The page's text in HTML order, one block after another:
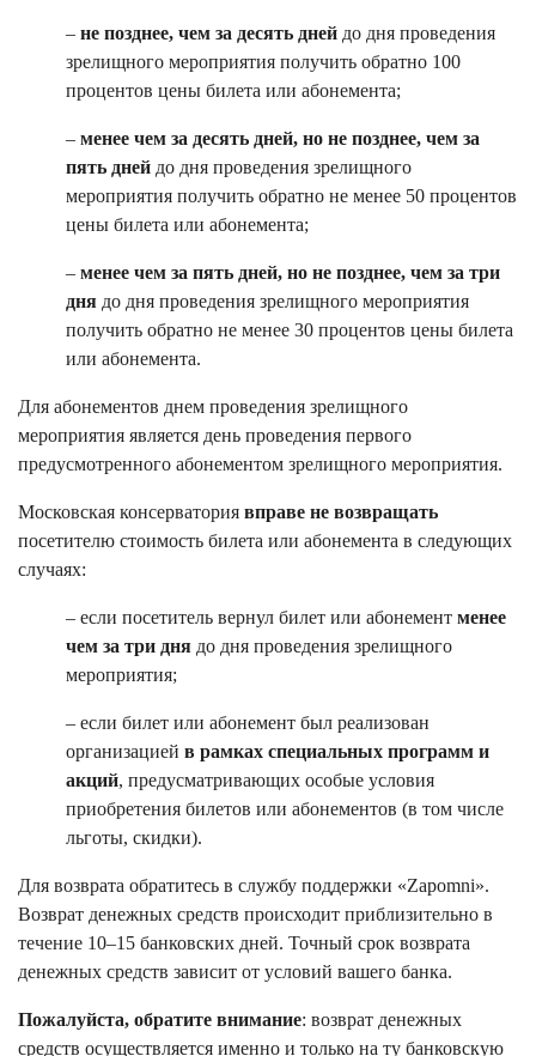
– не позднее, чем за десять дней до дня проведения
зрелищного мероприятия получить обратно 100
процентов цены билета или абонемента;
– менее чем за десять дней, но не позднее, чем за
пять дней до дня проведения зрелищного
мероприятия получить обратно не менее 50 процентов
цены билета или абонемента;
– менее чем за пять дней, но не позднее, чем за три
дня до дня проведения зрелищного мероприятия
получить обратно не менее 30 процентов цены билета
или абонемента.
Для абонементов днем проведения зрелищного
мероприятия является день проведения первого
предусмотренного абонементом зрелищного мероприятия.
Московская консерватория вправе не возвращать
посетителю стоимость билета или абонемента в следующих
случаях:
– если посетитель вернул билет или абонемент менее
чем за три дня до дня проведения зрелищного
мероприятия;
– если билет или абонемент был реализован
организацией в рамках специальных программ и
акций, предусматривающих особые условия
приобретения билетов или абонементов (в том числе
льготы, скидки).
Для возврата обратитесь в службу поддержки «Zapomni».
Возврат денежных средств происходит приблизительно в
течение 10–15 банковских дней. Точный срок возврата
денежных средств зависит от условий вашего банка.
Пожалуйста, обратите внимание: возврат денежных
средств осуществляется именно и только на ту банковскую